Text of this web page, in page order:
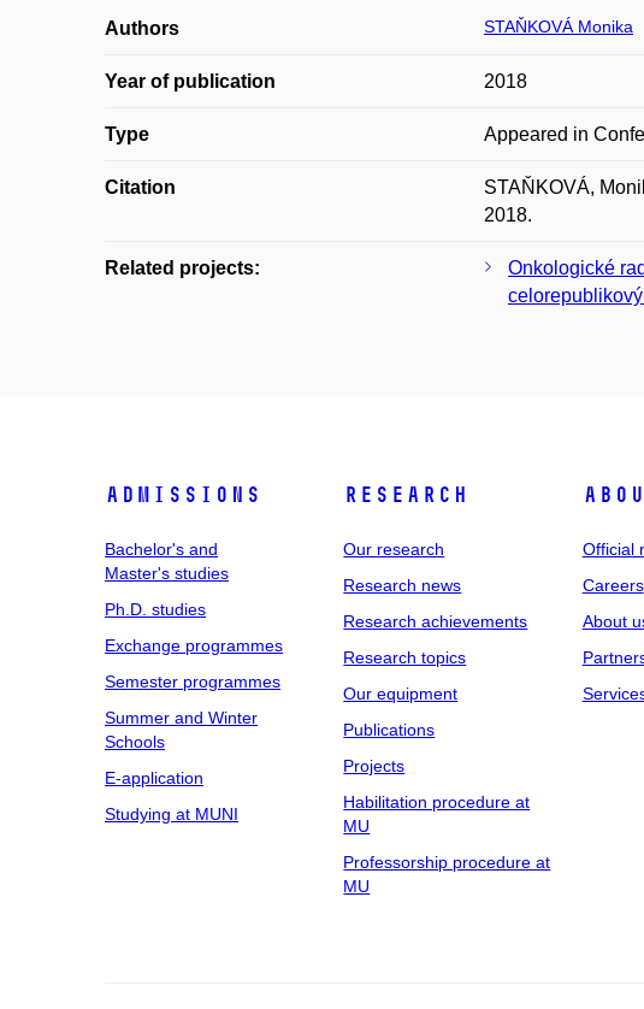
Authors STAŇKOVÁ Monika
Year of publication 2018
Type Appeared in
Citation
STAŇKOVÁ,
2018.
Related projects:
Onkologické
Admissions
Bachelor's and
Master's studies
Ph.D. studies
Exchange programmes
Semester programmes
Summer and Winter
Schools
E-application
Studying at MUNI
Research
Our research
Research news
Research achievements
Research topics
Our equipment
Publications
Projects
Habilitation procedure at
MU
Professorship procedure at
MU
Official
Careers
About